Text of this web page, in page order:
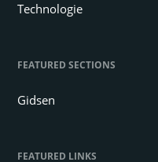
Technologie
FEATURED SECTIONS
Gidsen
FEATURED LINKS